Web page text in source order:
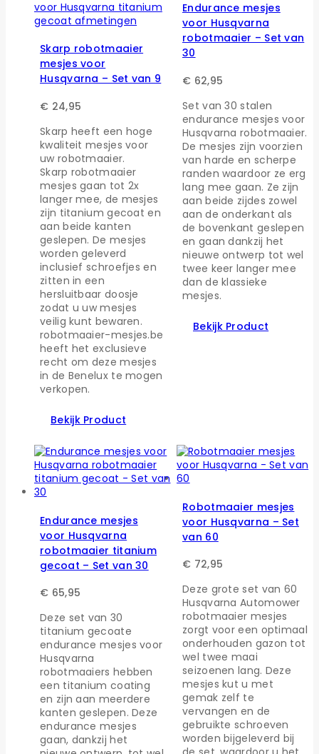
Skarp robotmaaier
mesjes voor
Husqvarna – Set van 9
€ 24,95
Skarp heeft een hoge
kwaliteit mesjes voor
uw robotmaaier.
Skarp robotmaaier
mesjes gaan tot 2x
langer mee, de mesjes
zijn titanium gecoat en
aan beide kanten
geslepen. De mesjes
worden geleverd
inclusief schroefjes en
zitten in een
hersluitbaar doosje
zodat u uw mesjes
veilig kunt bewaren.
robotmaaier-mesjes.be
heeft het exclusieve
recht om deze mesjes
in de Benelux te mogen
verkopen.
Bekijk Product
Endurance mesjes
voor Husqvarna
robotmaaier – Set van
30
€ 62,95
Set van 30 stalen
endurance mesjes voor
Husqvarna robotmaaier.
De mesjes zijn voorzien
van harde en scherpe
randen waardoor ze erg
lang mee gaan. Ze zijn
aan beide zijdes zowel
aan de onderkant als
de bovenkant geslepen
en gaan dankzij het
nieuwe ontwerp tot wel
twee keer langer mee
dan de klassieke
mesjes.
Bekijk Product
Endurance mesjes
voor Husqvarna
robotmaaier titanium
gecoat – Set van 30
€ 65,95
Deze set van 30
titanium gecoate
endurance mesjes voor
Husqvarna
robotmaaiers hebben
een titanium coating
en zijn aan meerdere
kanten geslepen. Deze
endurance mesjes
gaan, dankzij het
Robotmaaier mesjes
voor Husqvarna – Set
van 60
€ 72,95
Deze grote set van 60
Husqvarna Automower
robotmaaier mesjes
zorgt voor een optimaal
onderhouden gazon tot
wel twee maai
seizoenen lang. Deze
mesjes kut u met
gemak zelf te
vervangen en de
gebruikte schroeven
worden bijgeleverd bij